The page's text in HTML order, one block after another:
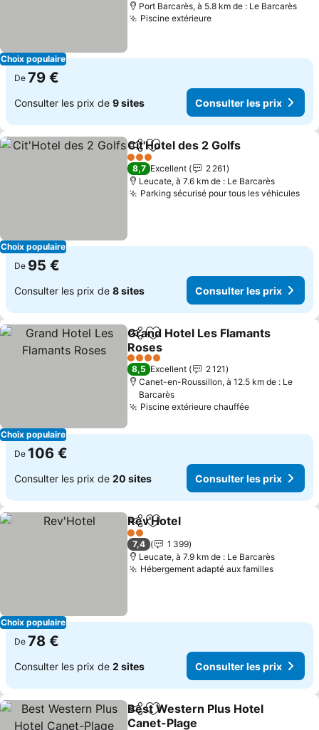
Choix populaire
Port Barcarès, à 5.8 km de : Le Barcarès
Piscine extérieureConsulter les prix
De 79 €
Consulter les prix de 9 sites Consulter les prix
Choix populaire
PartagerAjouter à mes favoris
Cit'Hotel des 2 Golfs
3 Étoiles
8,7 Excellent
2 261
Leucate, à 7.6 km de : Le Barcarès
Parking sécurisé pour tous les véhicules
De 95 €
Consulter les prix de 8 sites Consulter les prix
Choix populaire
PartagerAjouter à mes favoris
Grand Hotel Les Flamants
Roses
Consulter les prix
4 Étoiles
8,5 Excellent
2 121
Canet-en-Roussillon, à 12.5 km de : Le
Barcarès
Piscine extérieure chaufféeConsulter
De 106 €
Consulter les prix de 20 sites Consulter les prix
Choix populaire
PartagerAjouter à mes favoris
Rev'Hotel
2 Étoiles
7,4
1 399
Leucate, à 7.9 km de : Le Barcarès
Hébergement adapté aux familles
De 78 €
Consulter les prix de 2 sites Consulter les prix
PartagerAjouter à mes favoris
Best Western Plus Hotel
Canet-Plage